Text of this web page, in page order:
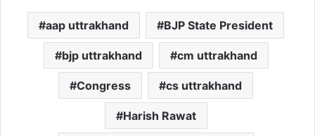
aap uttrakhand BJP State President
bjp uttrakhand cm uttrakhand
Congress cs uttrakhand
Harish Rawat